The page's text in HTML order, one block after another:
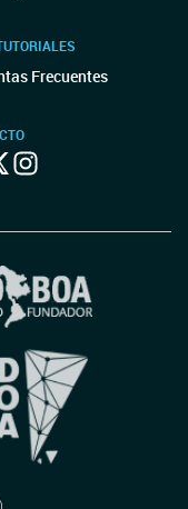
Frecuentes